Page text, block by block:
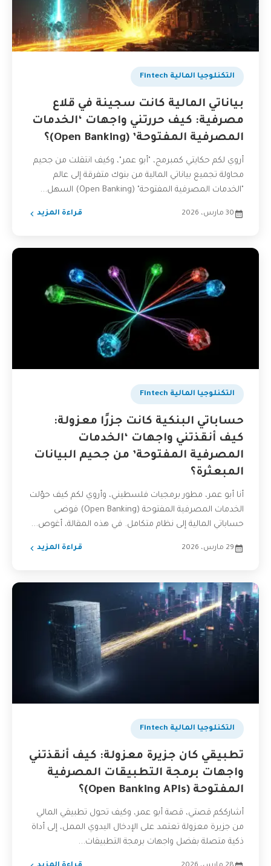
التكنلوجيا المالية Fintech
بياناتي المالية كانت سجينة في قلاع
مصرفية: كيف حررتني واجهات ‘الخدمات
المصرفية المفتوحة’ (Open Banking)؟
أروي لكم حكايتي كمبرمج، "أبو عمر"، وكيف انتقلت من جحيم
محاولة تجميع بياناتي المالية من بنوك متفرقة إلى عالم
"الخدمات المصرفية المفتوحة" (Open Banking) السهل...
30 مارس، 2026 قراءة المزيد
التكنلوجيا المالية Fintech
حساباتي البنكية كانت جزرًا معزولة:
كيف أنقذتني واجهات ‘الخدمات
المصرفية المفتوحة’ من جحيم البيانات
المبعثرة؟
أنا أبو عمر، مطور برمجيات فلسطيني، وأروي لكم كيف حوّلت
الخدمات المصرفية المفتوحة (Open Banking) فوضى
حساباتي المالية إلى نظام متكامل. في هذه المقالة، أغوص...
29 مارس، 2026 قراءة المزيد
التكنلوجيا المالية Fintech
تطبيقي كان جزيرة معزولة: كيف أنقذتني
واجهات برمجة التطبيقات المصرفية
المفتوحة (Open Banking APIs)؟
أشارككم قصتي، قصة أبو عمر، وكيف تحول تطبيقي المالي
من جزيرة معزولة تعتمد على الإدخال اليدوي الممل، إلى أداة
ذكية متصلة بفضل واجهات برمجة التطبيقات...